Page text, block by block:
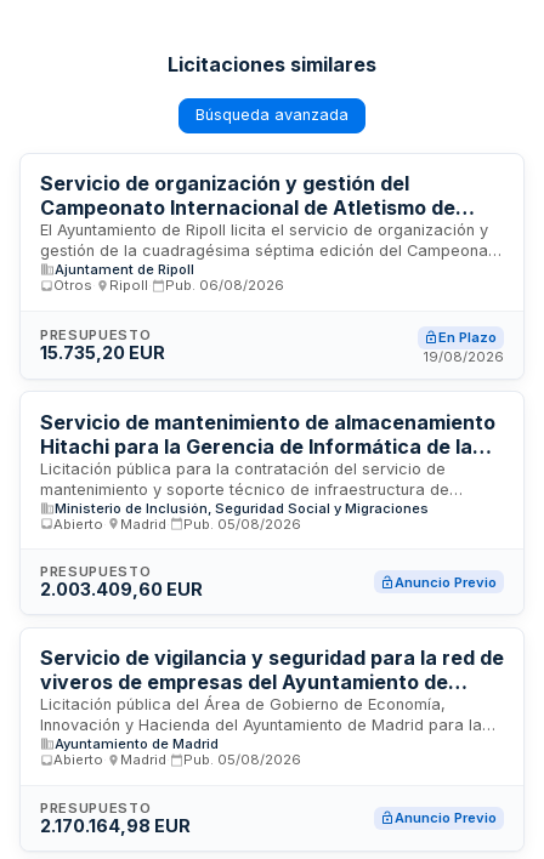
Licitaciones similares
Búsqueda avanzada
Servicio de organización y gestión del
Campeonato Internacional de Atletismo de
Fondo del Ripollès 2026 - Ayuntamiento de
Ripoll
El Ayuntamiento de Ripoll licita el servicio de organización y
gestión de la cuadragésima séptima edición del Campeonato
Internacional de Atletismo de Fondo del Ripollès, que
comprende tres pruebas de running: media maratón de
cinco kilómetros. El adjudicatario será responsable de la
gestión integral del evento, incluyendo inscripciones,
ayuntamiento, seguridad, control de voluntarios y puntos de
avituallamiento, así como la comunicación mediante web y
correo electrónico a participantes.
Ajuntament de Ripoll
Otros
Ripoll Pub. 06/08/2026
PRESUPUESTO
15.735,20 EUR
En Plazo
19/08/2026
Servicio de mantenimiento de almacenamiento
Hitachi para la Gerencia de Informática de la
Seguridad Social
Licitación pública para la contratación del servicio de
mantenimiento y soporte técnico de infraestructura de
almacenamiento de datos Hitachi. El servicio será prestado a
la Gerencia de Informática de la Seguridad Social,
informáticos de la Seguridad Social española. El contrato
incluye el mantenimiento preventivo y correctivo, asistencia
almacenamiento durante el período de vigencia del acuerdo.
La ubicación del servicio es Madrid.
Ministerio de Inclusión, Seguridad Social y Migraciones
Abierto
Madrid Pub. 05/08/2026
PRESUPUESTO
2.003.409,60 EUR Anuncio Previo
Servicio de vigilancia y seguridad para la red de
viveros de empresas del Ayuntamiento de
Madrid
Licitación pública del Área de Gobierno de Economía,
Innovación y Hacienda del Ayuntamiento de Madrid para la
contratación del servicio de vigilancia y seguridad de los
edificios que integran la red de viveros de empresas
protección y seguridad física de las instalaciones destinadas
al alojamiento temporal de empresas emergentes y
Ayuntamiento de Madrid
Abierto
Madrid Pub. 05/08/2026
PRESUPUESTO
2.170.164,98 EUR Anuncio Previo